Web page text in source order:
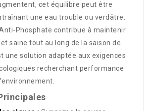
cet équilibre peut être
une eau trouble ou verdâtre.
Phosphate contribue à maintenir
saine tout au long de la saison de
une solution adaptée aux exigences
recherchant performance